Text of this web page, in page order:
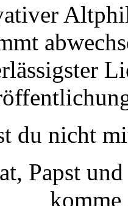
du nicht
Papst